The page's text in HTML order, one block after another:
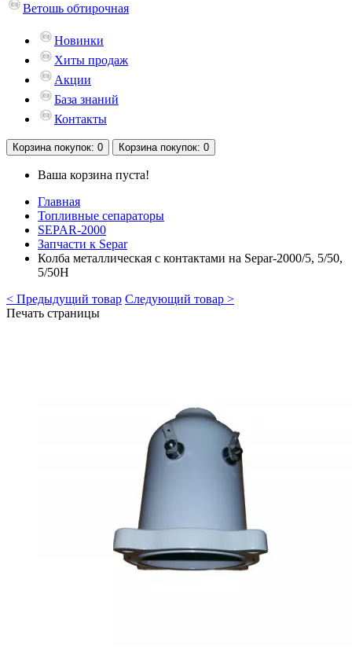
Ветошь обтирочная
Новинки
Хиты продаж
Акции
База знаний
Контакты
Корзина покупок: 0 Корзина покупок: 0
Ваша корзина пуста!
Главная
Топливные сепараторы
SEPAR-2000
Запчасти к Separ
Колба металлическая c контактами на Separ-2000/5, 5/50,
5/50H
< Предыдущий товар Следующий товар >
Печать страницы